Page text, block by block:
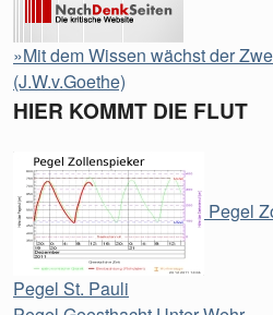
»Mit dem Wissen wächst der
(J.W.v.Goethe)
HIER KOMMT DIE FLUT
Pegel
Pegel St. Pauli